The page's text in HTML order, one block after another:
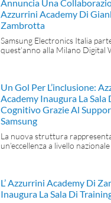
Annuncia Una
Azzurrini Academy Di
Zambrotta
Samsung Electronics Italia
quest’anno alla Milano Digital
Un Gol Per L’inclusione:
Academy Inaugura La Sala
Cognitivo Grazie Al
Samsung
La nuova struttura
un’eccellenza a livello
L’ Azzurrini Academy Di
Inaugura La Sala Di